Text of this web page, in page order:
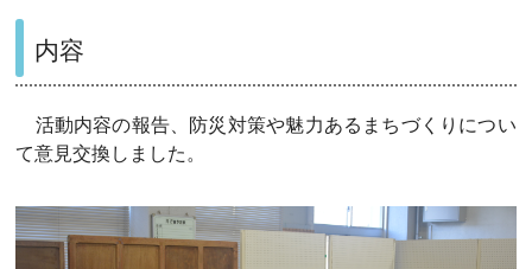
内容
活動内容の報告、防災対策や魅力あるまちづくりについ
て意見交換しました。